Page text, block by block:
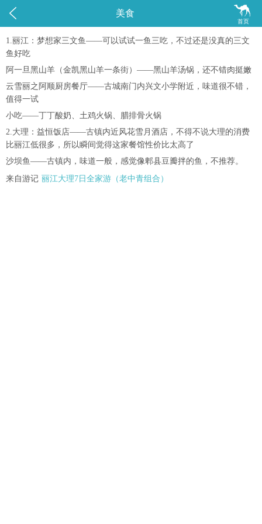
 
首页
美食
1.丽江：梦想家三文鱼——可以试试一鱼三吃，不过还是没真的三文
鱼好吃
阿一旦黑山羊（金凯黑山羊一条街）——黑山羊汤锅，还不错肉挺嫩
云雪丽之阿顺厨房餐厅——古城南门内兴文小学附近，味道很不错，
值得一试
小吃——丁丁酸奶、土鸡火锅、腊排骨火锅
2.大理：益恒饭店——古镇内近风花雪月酒店，不得不说大理的消费
比丽江低很多，所以瞬间觉得这家餐馆性价比太高了
沙坝鱼——古镇内，味道一般，感觉像郫县豆瓣拌的鱼，不推荐。
来自游记 丽江大理7日全家游（老中青组合）